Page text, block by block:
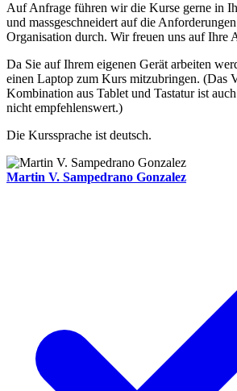
Auf Anfrage führen wir die Kurse gerne in
und massgeschneidert auf die
Organisation durch. Wir freuen uns auf Ihre
Da Sie auf Ihrem eigenen Gerät arbeiten
einen Laptop zum Kurs mitzubringen. (Das
Kombination aus Tablet und Tastatur ist
nicht empfehlenswert.)
Die Kurssprache ist deutsch.
Martin V. Sampedrano Gonzalez